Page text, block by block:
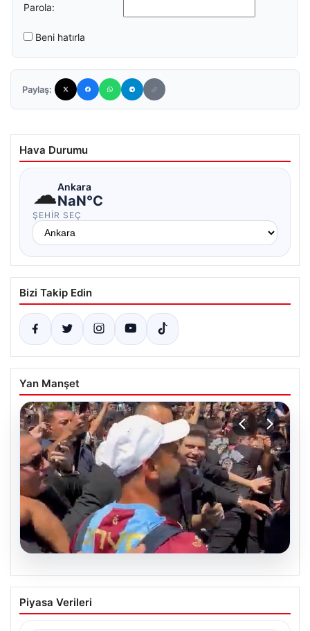
Parola:
Beni hatırla
Paylaş:
Hava Durumu
☁Ankara
NaN°C
ŞEHIR SEÇ
Bizi Takip Edin
Yan Manşet
05.08.2026
Mohamed Salah’tan Tarihi İlk Üçlü
Başarı
Piyasa Verileri